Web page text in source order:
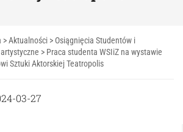
>Aktualności > Osiągnięcia Studentów i
> Praca studenta WSIiZ na wystawie
Sztuki Aktorskiej Teatropolis
03-27